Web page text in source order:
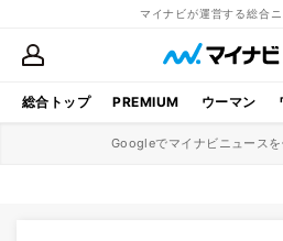
マイナビが運営する総合
総合トップ PREMIUM ウーマン
Googleでマイナビニュース